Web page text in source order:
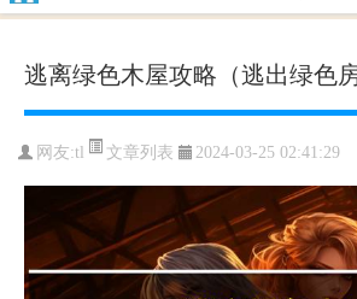
逃离绿色木屋攻略（逃出绿色
网友:tl 文章列表 2024-03-25 02:41:29